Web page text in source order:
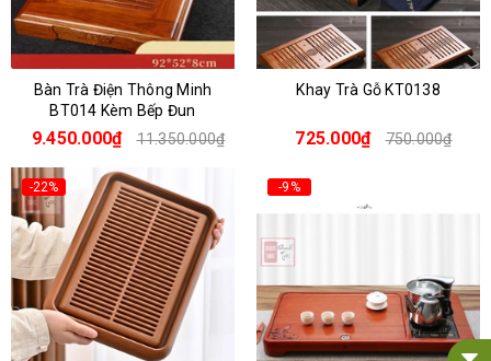
Bàn Trà Điện Thông Minh
BT014 Kèm Bếp Đun
9.450.000₫ 11.350.000₫
Khay Trà Gỗ KT0138
725.000₫ 750.000₫
-22% -9%